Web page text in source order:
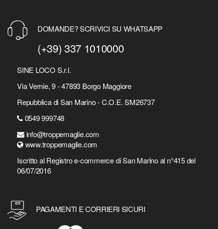
DOMANDE? SCRIVICI SU WHATSAPP
(+39) 337 1010000
SINE LOCO S.r.l.
Via Vernie, 9 - 47893 Borgo Maggiore
Repubblica di San Marino - C.O.E. SM26737
0549 999748
info@troppemaglie.com
www.troppemaglie.com
Iscritto al Registro e-commerce di San Marino al n°415 del
06/07/2016
PAGAMENTI E CORRIERI SICURI